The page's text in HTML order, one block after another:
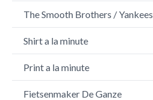
The Smooth Brothers / Yankees
Shirt a la minute
Print a la minute
Fietsenmaker De Ganze